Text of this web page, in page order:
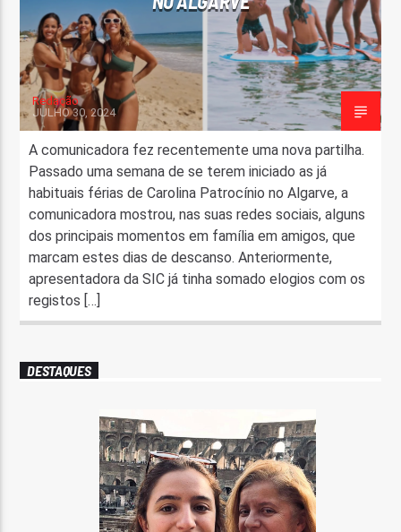
Redação
JULHO 30, 2024
A comunicadora fez recentemente uma nova partilha.
Passado uma semana de se terem iniciado as já
habituais férias de Carolina Patrocínio no Algarve, a
comunicadora mostrou, nas suas redes sociais, alguns
dos principais momentos em família em amigos, que
marcam estes dias de descanso. Anteriormente,
apresentadora da SIC já tinha somado elogios com os
registos […]
DESTAQUES